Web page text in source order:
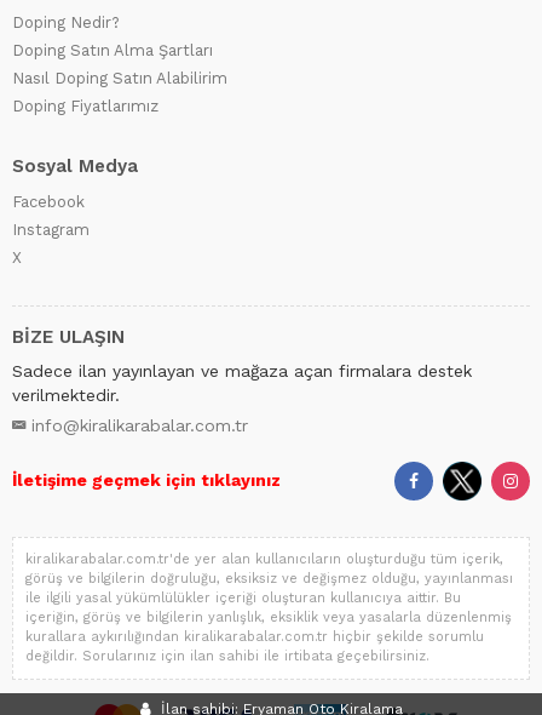
İlan sahibi: Eryaman Oto Kiralama
Doping Nedir?
Doping Satın Alma Şartları
Nasıl Doping Satın Alabilirim
Doping Fiyatlarımız
Sosyal Medya
Facebook
Instagram
X
BİZE ULAŞIN
Sadece ilan yayınlayan ve mağaza açan firmalara destek
verilmektedir.
info@kiralikarabalar.com.tr
İletişime geçmek için tıklayınız
kiralikarabalar.com.tr'de yer alan kullanıcıların oluşturduğu tüm içerik,
görüş ve bilgilerin doğruluğu, eksiksiz ve değişmez olduğu, yayınlanması
ile ilgili yasal yükümlülükler içeriği oluşturan kullanıcıya aittir. Bu
içeriğin, görüş ve bilgilerin yanlışlık, eksiklik veya yasalarla düzenlenmiş
kurallara aykırılığından kiralikarabalar.com.tr hiçbir şekilde sorumlu
değildir. Sorularınız için ilan sahibi ile irtibata geçebilirsiniz.